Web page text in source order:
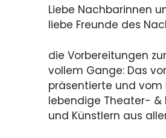
Liebe Nachbarinnen
liebe Freunde des
die Vorbereitungen
vollem Gange: Das
präsentierte und
lebendige Theater- &
und Künstlern aus